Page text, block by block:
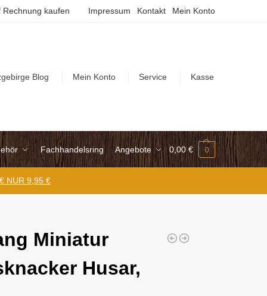
Rechnung kaufen Impressum Kontakt Mein Konto
Blog Mein Konto Service Kasse
Fachhandelsring Angebote 0,00 € 0
NUR 9,95 €
Miniatur
Husar,